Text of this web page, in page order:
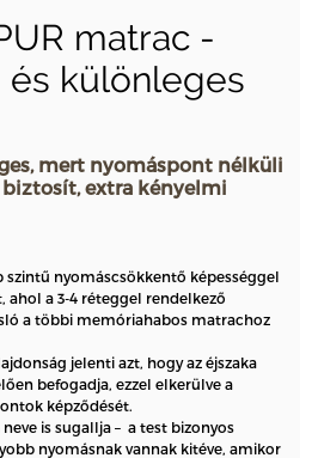
matrac -
és különleges
mert nyomáspont nélküli
extra kényelmi
szintű nyomáscsökkentő képességgel
ahol a 3-4 réteggel rendelkező
a többi memóriahabos matrachoz
jelenti azt, hogy az éjszaka
befogadja, ezzel elkerülve a
képződését.
is sugallja – a test bizonyos
nyomásnak vannak kitéve, amikor